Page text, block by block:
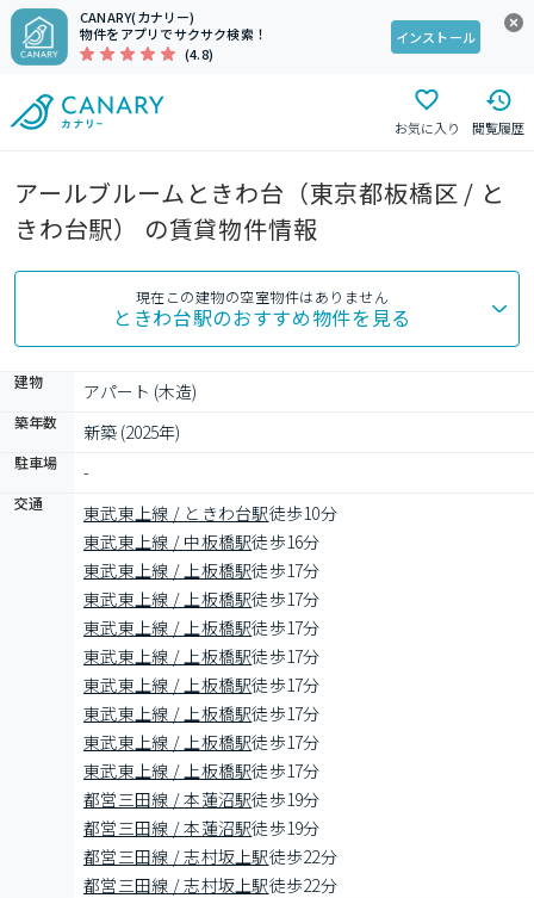
CANARY(カナリー)
物件をアプリでサクサク検索！
(4.8)
インストール
お気に入り 閲覧履歴
アールブルームときわ台（東京都板橋区 / と
きわ台駅） の賃貸物件情報
現在この建物の空室物件はありません
ときわ台駅のおすすめ物件を見る
建物 アパート (木造)
築年数 新築 (2025年)
駐車場 -
交通 東武東上線 / ときわ台駅徒歩10分
東武東上線 / 中板橋駅徒歩16分
東武東上線 / 上板橋駅徒歩17分
東武東上線 / 上板橋駅徒歩17分
東武東上線 / 上板橋駅徒歩17分
東武東上線 / 上板橋駅徒歩17分
東武東上線 / 上板橋駅徒歩17分
東武東上線 / 上板橋駅徒歩17分
東武東上線 / 上板橋駅徒歩17分
東武東上線 / 上板橋駅徒歩17分
都営三田線 / 本蓮沼駅徒歩19分
都営三田線 / 本蓮沼駅徒歩19分
都営三田線 / 志村坂上駅徒歩22分
都営三田線 / 志村坂上駅徒歩22分